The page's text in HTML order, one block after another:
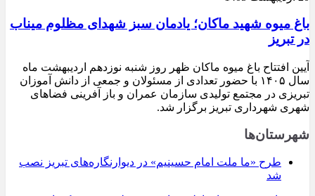
باغ میوه شهید ماکان؛ یادمان سبز شهدای مظلوم میناب
در تبریز
آیین افتتاح باغ میوه ماکان ظهر روز شنبه نوزدهم اردیبهشت ماه
سال ۱۴۰۵ با حضور تعدادی از مسئولان و جمعی از دانش آموزان
تبریزی در مجتمع تولیدی سازمان عمران و باز آفرینی فضاهای
شهری شهرداری تبریز برگزار شد.
شهرستان‌ها
طرح «ما ملت امام حسینیم» در دیوارنگاره‌های تبریز نصب
شد